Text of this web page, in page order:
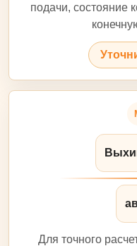
подачи, состояние
Для точного